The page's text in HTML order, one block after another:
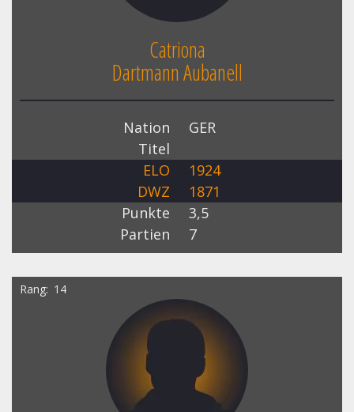
Catriona
Dartmann Aubanell
Nation
GER
Titel
ELO
1924
DWZ
1871
Punkte
3,5
Partien
7
Rang 14